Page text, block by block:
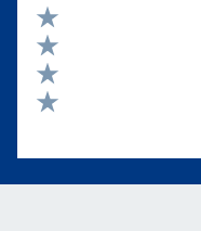
Valuta 5 stelle su 5
Valuta 4 stelle su 5
Valuta 3 stelle su 5
Valuta 2 stelle su 5